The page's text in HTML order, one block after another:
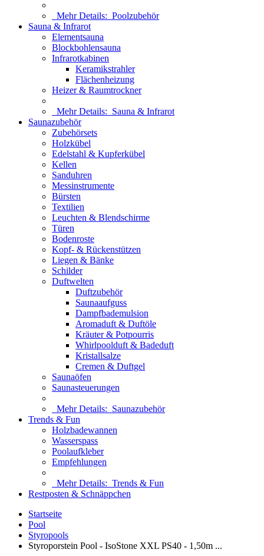
Mehr Details: Poolzubehör
Sauna & Infrarot
Elementsauna
Blockbohlensauna
Infrarotkabinen
Keramikstrahler
Flächenheizung
Heizer & Raumtrockner
Mehr Details: Sauna & Infrarot
Saunazubehör
Zubehörsets
Holzkübel
Edelstahl & Kupferkübel
Kellen
Sanduhren
Messinstrumente
Bürsten
Textilien
Leuchten & Blendschirme
Türen
Bodenroste
Kopf- & Rückenstützen
Liegen & Bänke
Schilder
Duftwelten
Duftzubehör
Saunaaufguss
Dampfbademulsion
Aromaduft & Duftöle
Kräuter & Potpourris
Whirlpoolduft & Badeduft
Kristallsalze
Cremen & Duftgel
Saunaöfen
Saunasteuerungen
Mehr Details: Saunazubehör
Trends & Fun
Holzbadewannen
Wasserspass
Poolaufkleber
Empfehlungen
Mehr Details: Trends & Fun
Restposten & Schnäppchen
Startseite
Pool
Styropools
Styroporstein Pool - IsoStone XXL PS40 - 1,50m ...